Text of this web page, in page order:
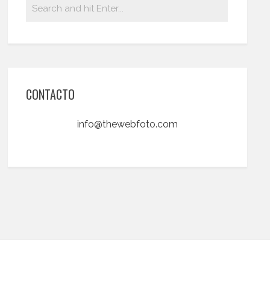
CONTACTO
info@thewebfoto.com